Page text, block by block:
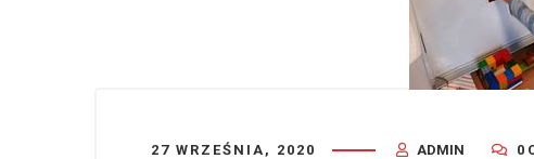
27 WRZEŚNIA, 2020 ADMIN 0